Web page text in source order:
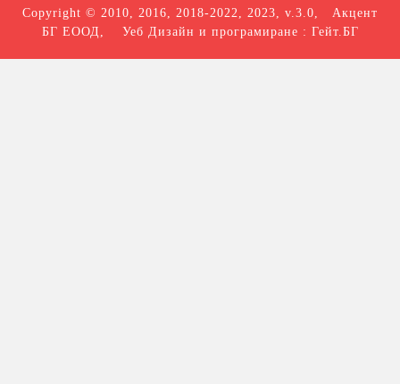
Copyright © 2010, 2016, 2018-2022, 2023, v.3.0, Акцент
БГ ЕООД , Уеб Дизайн и програмиране : Гейт.БГ